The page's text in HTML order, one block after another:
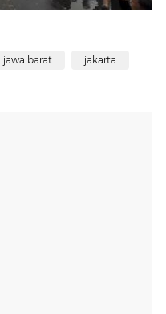
jawa barat jakarta